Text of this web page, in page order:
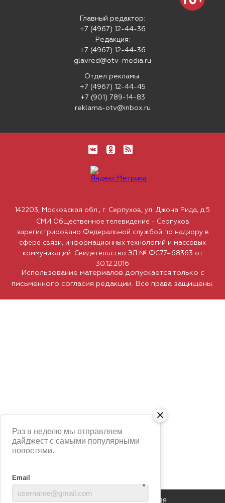
Главный редактор:
+7 (4967) 12-44-36
Редакция:
+7 (4967) 12-44-36
glavred@otv-media.ru
Отдел рекламы:
+7 (4967) 12-44-45
+7 (901) 789-14-83
reklama-otv@inbox.ru
Использование материалов допускается только с
письменного согласия редакции. Все права защищены.
142203, Московская обл., г. Серпухов, ул. Джона Рида, д.5
СМИ Общественное телевидение - Серпухов
зарегистрировано Федеральной службой по надзору в
сфере связи, информационных технологий и массовых
коммуникаций. Свидетельство ЭЛ № ФС77–68363 от
30.12.2016
Раз в неделю мы отправляем
дайджест с самыми популярными
новостями.
Email
*
Сайт использует сервис Яндекс Метрика для